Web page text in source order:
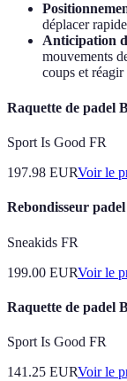
déplacer
Anticipation
mouvements
coups et
Raquette de padel
Sport Is Good FR
197.98 EURVoir le
Rebondisseur
Sneakids FR
199.00 EURVoir le
Raquette de padel
Sport Is Good FR
141.25 EURVoir le